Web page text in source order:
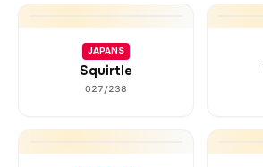
JAPANS
Squirtle
027/238